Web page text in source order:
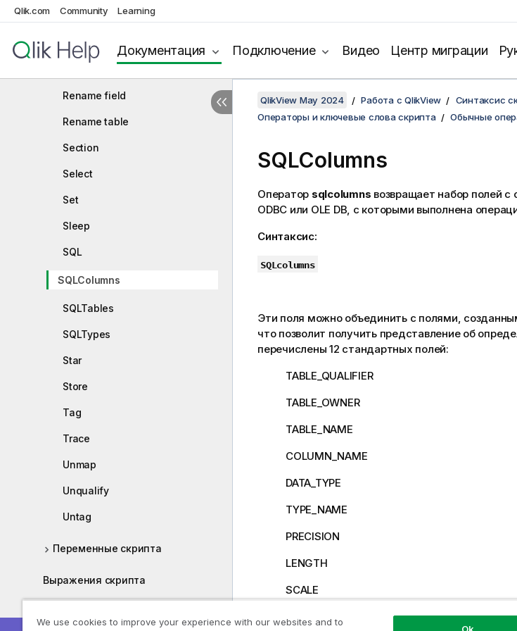
Qlik.com Community Learning
Документация Подключение Видео Центр миграции
Only
Qualify
Rename field
Rename table
Section
Select
Set
Sleep
SQL
SQLColumns
SQLTables
SQLTypes
Star
Store
Tag
Trace
Unmap
Unqualify
Untag
Переменные скрипта
Выражения скрипта
QlikView May 2024 Работа с QlikView
Синтаксис
Операторы и ключевые слова скрипта
Обычные
SQLColumns
Оператор sqlcolumns возвращает набор полей
ODBC или OLE DB, с которыми выполнена
Синтаксис:
SQLcolumns
Эти поля можно объединить с полями,
что позволит получить представление об
перечислены 12 стандартных полей:
TABLE_QUALIFIER
TABLE_OWNER
TABLE_NAME
COLUMN_NAME
DATA_TYPE
TYPE_NAME
PRECISION
LENGTH
SCALE
RADIX
We use cookies to improve your experience with our websites and to